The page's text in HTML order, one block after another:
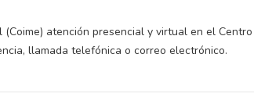
atención presencial y virtual en el
llamada telefónica o correo electrónico.